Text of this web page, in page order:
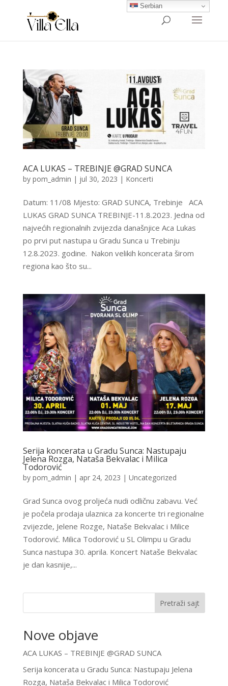
ACA LUKAS – TREBINJE @GRAD SUNCA
by pom_admin | jul 30, 2023 | Koncerti
Datum: 11/08 Mjesto: GRAD SUNCA, Trebinje ACA
LUKAS GRAD SUNCA TREBINJE-11.8.2023. Jedna od
najvećih regionalnih zvijezda današnjice Aca Lukas
po prvi put nastupa u Gradu Sunca u Trebinju
12.8.2023. godine. Nakon velikih koncerata širom
regiona kao što su...
Serija koncerata u Gradu Sunca: Nastupaju
Jelena Rozga, Nataša Bekvalac i Milica
Todorović
by pom_admin | apr 24, 2023 | Uncategorized
Grad Sunca ovog proljeća nudi odličnu zabavu. Već
je počela prodaja ulaznica za koncerte tri regionalne
zvijezde, Jelene Rozge, Nataše Bekvalac i Milice
Todorović. Milica Todorović u SL Olimpu u Gradu
Sunca nastupa 30. aprila. Koncert Nataše Bekvalac
je dan kasnije,...
Pretraži sajt
Nove objave
ACA LUKAS – TREBINJE @GRAD SUNCA
Serija koncerata u Gradu Sunca: Nastupaju Jelena
Rozga, Nataša Bekvalac i Milica Todorović
Serbian